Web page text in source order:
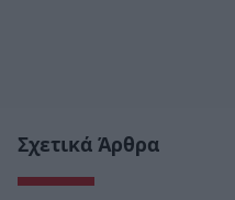
Σχετικά Άρθρα